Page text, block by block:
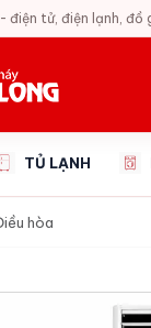
điện tử, điện lạnh,
TỦ LẠNH
hòa